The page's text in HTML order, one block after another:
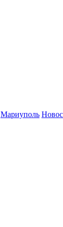
Мариуполь